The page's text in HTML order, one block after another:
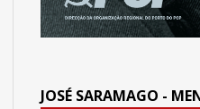
JOSÉ SARAMAGO -